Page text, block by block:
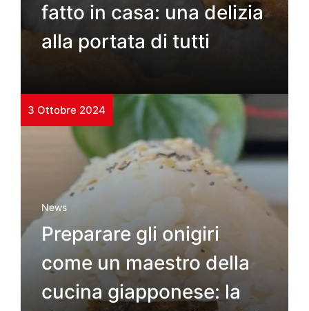
fatto in casa: una delizia
alla portata di tutti
3 Ottobre 2024
News
Preparare gli onigiri
come un maestro della
cucina giapponese: la